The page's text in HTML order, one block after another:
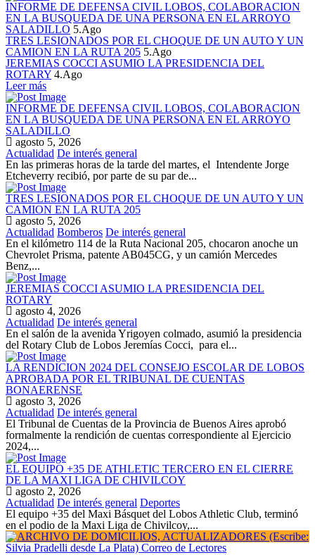
INFORME DE DEFENSA CIVIL LOBOS, COLABORACION
EN LA BUSQUEDA DE UNA PERSONA EN EL ARROYO
SALADILLO 5.Ago
TRES LESIONADOS POR EL CHOQUE DE UN AUTO Y UN
CAMION EN LA RUTA 205 5.Ago
JEREMIAS COCCI ASUMIO LA PRESIDENCIA DEL
ROTARY 4.Ago
Leer más
INFORME DE DEFENSA CIVIL LOBOS, COLABORACION
EN LA BUSQUEDA DE UNA PERSONA EN EL ARROYO
SALADILLO
agosto 5, 2026
Actualidad De interés general
En las primeras horas de la tarde del martes, el Intendente Jorge
Etcheverry recibió, por parte de su par de...
TRES LESIONADOS POR EL CHOQUE DE UN AUTO Y UN
CAMION EN LA RUTA 205
agosto 5, 2026
Actualidad Bomberos De interés general
En el kilómetro 114 de la Ruta Nacional 205, chocaron anoche un
Chevrolet Prisma, patente AB045CG, y un camión Mercedes
Benz,...
JEREMIAS COCCI ASUMIO LA PRESIDENCIA DEL
ROTARY
agosto 4, 2026
Actualidad De interés general
En el salón de la avenida Yrigoyen colmado, asumió la presidencia
del Rotary Club de Lobos Jeremías Cocci, para el...
LA RENDICION 2024 DEL CONSEJO ESCOLAR DE LOBOS
APROBADA POR EL TRIBUNAL DE CUENTAS
BONAERENSE
agosto 3, 2026
Actualidad De interés general
El Tribunal de Cuentas de la Provincia de Buenos Aires aprobó
formalmente la rendición de cuentas correspondiente al Ejercicio
2024,...
EL EQUIPO +35 DE ATHLETIC TERCERO EN EL CIERRE
DE LA MAXI LIGA DE CHIVILCOY
agosto 2, 2026
Actualidad De interés general Deportes
El equipo +35 del Maxi Básquet del Lobos Athletic Club, terminó
en el podio de la Maxi Liga de Chivilcoy,...